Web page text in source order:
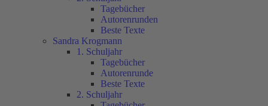
Tagebücher
Autorenrunden
Beste Texte
Sandra Krogmann
1. Schuljahr
Tagebücher
Autorenrunde
Beste Texte
2. Schuljahr